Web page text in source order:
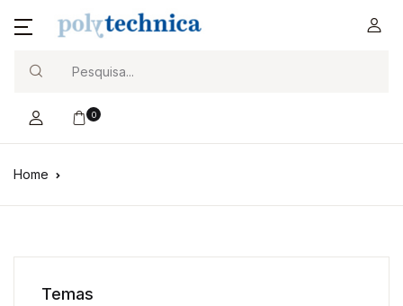
0
Home
Temas